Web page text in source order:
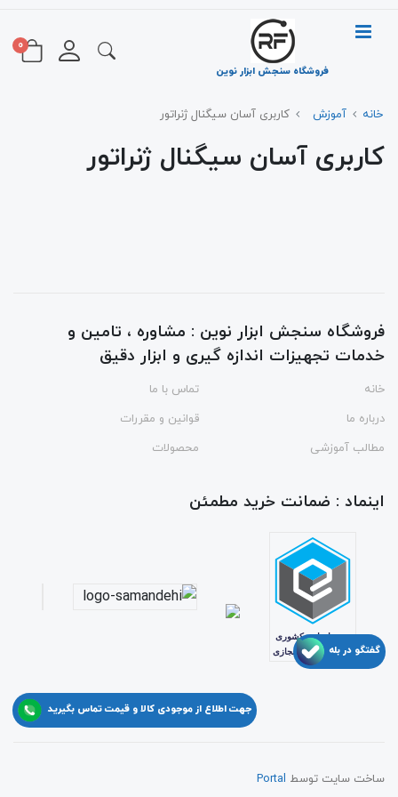
فروشگاه سنجش ابزار نوین
0
خانه آموزش کاربری آسان سیگنال ژنراتور
کاربری آسان سیگنال ژنراتور
فروشگاه سنجش ابزار نوین : مشاوره ، تامین و
خدمات تجهیزات اندازه گیری و ابزار دقیق
خانه
تماس با ما
درباره ما
قوانین و مقررات
مطالب آموزشی
محصولات
اینماد : ضمانت خرید مطمئن
ساخت سایت توسط Portal
گفتگو در بله
جهت اطلاع از موجودی کالا و قیمت تماس بگیرید